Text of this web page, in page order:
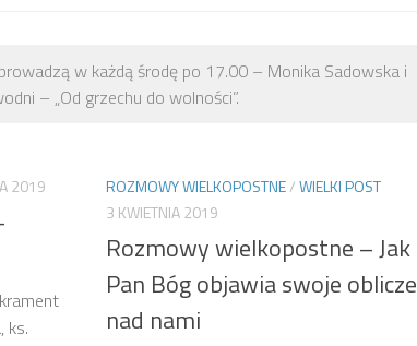
w każdą środę po 17.00 – Monika Sadowska i
– „Od grzechu do wolności”.
2019
ks.
ROZMOWY WIELKOPOSTNE/WIELKI POST
3 KWIETNIA 2019
Rozmowy wielkopostne – Jak
Pan Bóg objawia swoje oblicze
nad nami